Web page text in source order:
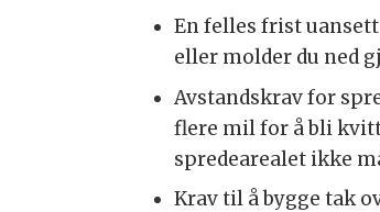
En felles frist
eller molder du ned
Avstandskrav for
flere mil for å bli
spredearealet ikke
Krav til å bygge tak